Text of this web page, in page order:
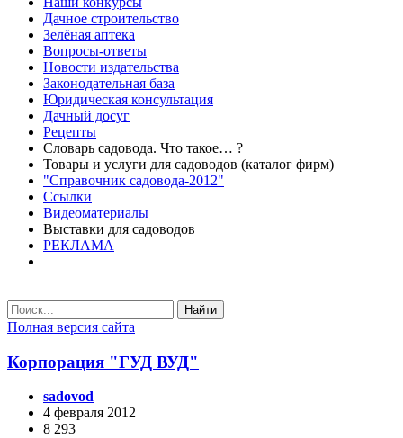
Дачное строительство
Зелёная аптека
Вопросы-ответы
Новости издательства
Законодательная база
Юридическая консультация
Дачный досуг
Рецепты
Словарь садовода. Что такое… ?
Товары и услуги для садоводов (каталог фирм)
"Справочник садовода-2012"
Ссылки
Видеоматериалы
Выставки для садоводов
РЕКЛАМА
Найти
Полная версия сайта
Корпорация "ГУД ВУД"
sadovod
4 февраля 2012
8 293